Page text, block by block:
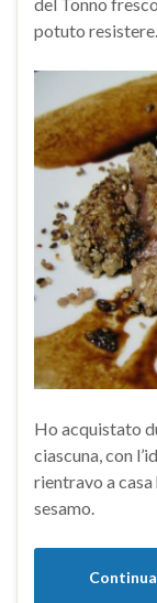
potuto resistere.
Ho acquistato
ciascuna, con
rientravo a
sesamo.